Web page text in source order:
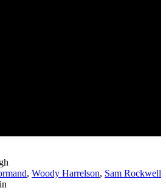
, Woody Harrelson, Sam Rockwell